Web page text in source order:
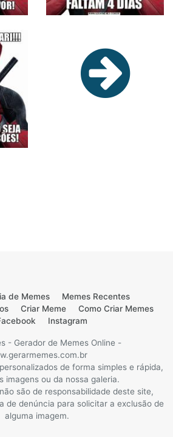
de Memes
Memes Recentes
Criar Meme
Como Criar Memes
Instagram
- Gerador de Memes Online -
de forma simples e rápida,
imagens ou da nossa galeria.
são de responsabilidade deste site,
de denúncia para solicitar a exclusão de
alguma imagem.